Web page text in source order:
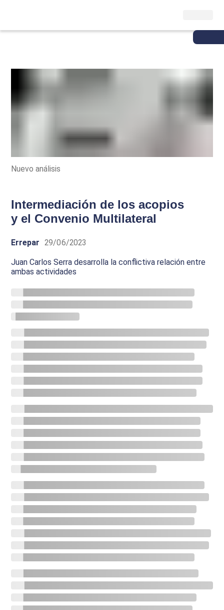
Nuevo análisis
Intermediación de los acopios
y el Convenio Multilateral
Errepar 29/06/2023
Juan Carlos Serra desarrolla la conflictiva relación entre
ambas actividades